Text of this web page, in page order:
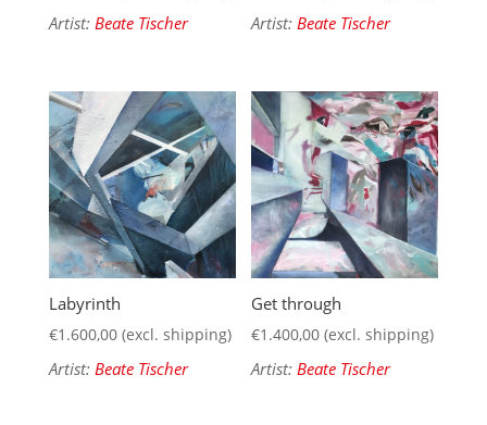
Artist: Beate Tischer Artist: Beate Tischer
Labyrinth
€1.600,00 (excl. shipping)
Artist: Beate Tischer
Get through
€1.400,00 (excl. shipping)
Artist: Beate Tischer